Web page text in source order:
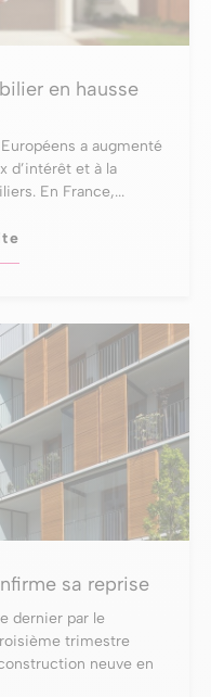
en hausse
a augmenté
d’intérêt et à la
En France,...
sa reprise
dernier par le
trimestre
neuve en